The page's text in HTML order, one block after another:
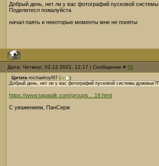
Добрый день, нет ли у вас фотографий пусковой
Поделитесл пожалуйста
начал паять и некоторые моменты мне не поняты
Дата: Четверг, 02.12.2021, 12:17 | Сообщение # 69
Цитата michaelroyf87 (
)
Добрый день, нет ли у вас фотографий пусковой системы
https://www.tapatalk.com/groups....19.html
С уважением, ПанСерж